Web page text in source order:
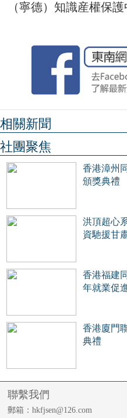
（寧德）知識産權保
相關新聞
社團聚焦
香港漳州
頒獎典禮
洪頂超心
資馳援甘
香港福建
年就業促
香港廈門
典禮
聯繫我們
郵箱：hkfjsen@126.com